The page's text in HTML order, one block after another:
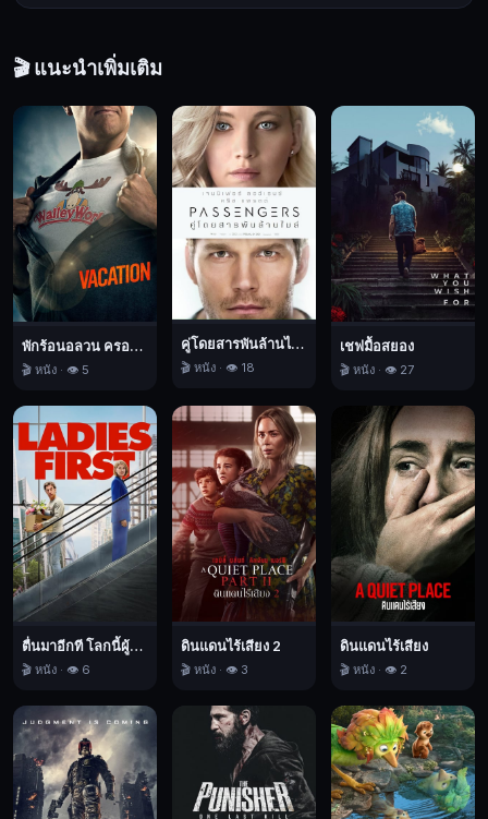
🎬 แนะนำเพิ่มเติม
พักร้อนอลวน ครอบครัวอลเวง
🎬 หนัง · 👁️ 5
คู่โดยสารพันล้านไมล์
🎬 หนัง · 👁️ 18
เชฟมื้อสยอง
🎬 หนัง · 👁️ 27
ตื่นมาอีกที โลกนี้ผู้หญิงใหญ่
🎬 หนัง · 👁️ 6
ดินแดนไร้เสียง 2
🎬 หนัง · 👁️ 3
ดินแดนไร้เสียง
🎬 หนัง · 👁️ 2